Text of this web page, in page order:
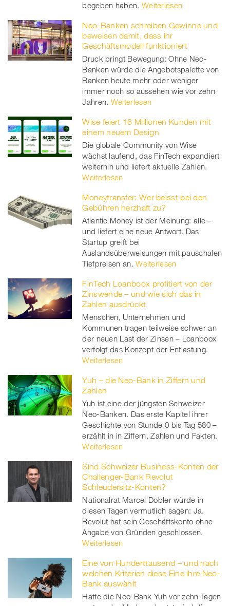
begeben haben. Weiterlesen
Neo-Banken schreiben Gewinne und
beweisen damit, dass ihr
Geschäftsmodell funktioniert
Druck bringt Bewegung: Ohne Neo-
Banken würde die Angebotspalette von
Banken heute mehr oder weniger
immer noch so aussehen wie vor zehn
Jahren. Weiterlesen
Wise feiert 16 Millionen Kunden mit
einem neuem Design
Die globale Community von Wise
wächst laufend, das FinTech expandiert
weiterhin und liefert aktuelle Zahlen.
Weiterlesen
Moneytransfer: Wer beisst bei den
Gebühren herzhaft zu?
Atlantic Money ist der Meinung: alle –
und liefert eine neue Antwort. Das
Startup greift bei
Auslandsüberweisungen mit pauschalen
Tiefpreisen an. Weiterlesen
FinTech Loanboox profitiert von der
Zinswende – und wie sich das in
Zahlen ausdrückt
Menschen, Unternehmen und
Kommunen tragen teilweise schwer an
der neuen Last der Zinsen – Loanboox
verfolgt das Konzept der Entlastung.
Weiterlesen
Yuh – die Neo-Bank in Ziffern und
Zahlen
Yuh ist eine der jüngsten Schweizer
Neo-Banken. Das erste Kapitel ihrer
Geschichte von Stunde 0 bis Tag 580 –
erzählt in in Ziffern, Zahlen und Fakten.
Weiterlesen
Sind Schweizer Business-Konten der
Challenger-Bank Revolut
Schleudersitz-Konten?
Nationalrat Marcel Dobler würde in
diesen Tagen vermutlich sagen: Ja.
Revolut hat sein Geschäftskonto ohne
Angabe von Gründen geschlossen.
Weiterlesen
Eine von Hunderttausend – und nach
welchen Kriterien diese Eine ihre Neo-
Bank auswählt
Hatte die Neo-Bank Yuh vor zehn Tagen